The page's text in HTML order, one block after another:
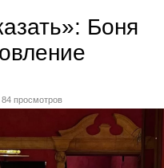
Боня
84 просмотров